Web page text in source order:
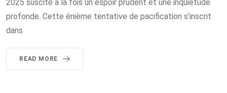
2025 suscite à la fois un espoir prudent et une inquiétude
profonde. Cette énième tentative de pacification s’inscrit
dans
READ MORE